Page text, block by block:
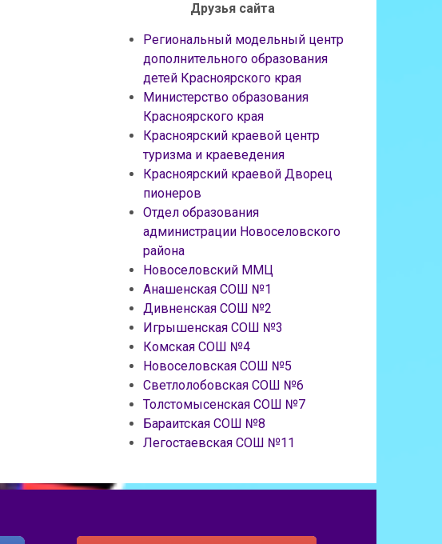
Друзья сайта
Региональный модельный центр
дополнительного образования
детей Красноярского края
Министерство образования
Красноярского края
Красноярский краевой центр
туризма и краеведения
Красноярский краевой Дворец
пионеров
Отдел образования
администрации Новоселовского
района
Новоселовский ММЦ
Анашенская СОШ №1
Дивненская СОШ №2
Игрышенская СОШ №3
Комская СОШ №4
Новоселовская СОШ №5
Светлолобовская СОШ №6
Толстомысенская СОШ №7
Бараитская СОШ №8
Легостаевская СОШ №11